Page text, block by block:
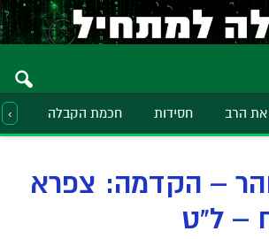
הרב חסידות חכמת הקבלה ‹
– הקדמה: צפרא
– ל"ט